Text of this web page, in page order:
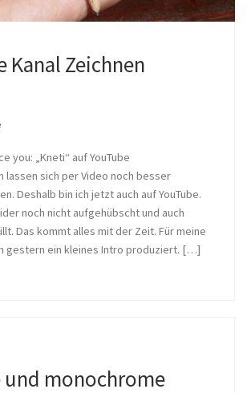
Kanal Zeichnen
you: „Kneti“ auf YouTube
lassen sich per Video noch besser
Deshalb bin ich jetzt auch auf YouTube.
noch nicht aufgehübscht und auch
Das kommt alles mit der Zeit. Für meine
gestern ein kleines Intro produziert. […]
und monochrome